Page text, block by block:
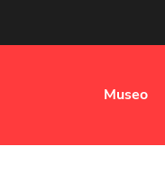
Museo